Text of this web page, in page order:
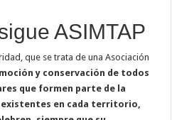
ASIMTAP
que se trata de una Asociación
y conservación de todos
que formen parte de la
en cada territorio,